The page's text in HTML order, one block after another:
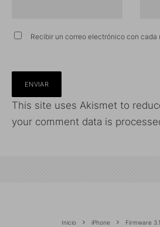
Recibir un correo electrónico con cada
This site uses Akismet to
your comment data is
Inicio iPhone Firmware